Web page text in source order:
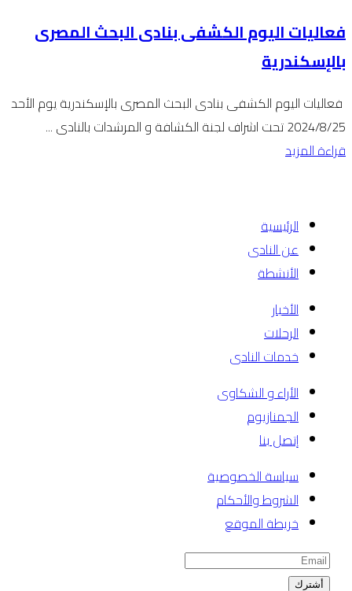
فعاليات اليوم الكشفى بنادى البحث المصرى
بالإسكندرية
فعاليات اليوم الكشفى بنادى البحث المصرى بالإسكندرية يوم الأحد
2024/8/25 تحت اشراف لجنة الكشافة و المرشدات بالنادى ...
قراءة المزيد
الرئيسية
عن النادى
الأنشطة
الأخبار
الرحلات
خدمات النادى
الأراء و الشكاوى
الجمنازيوم
إتصل بنا
سياسة الخصوصية
الشروط والأحكام
خريطة الموقع
أشترك